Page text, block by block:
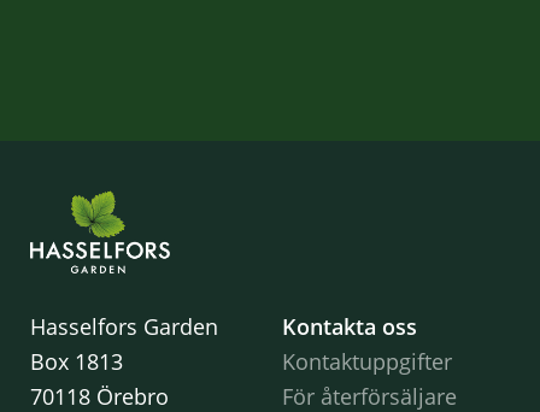
Hasselfors Garden
Box 1813
70118 Örebro
Kontakta oss
Kontaktuppgifter
För återförsäljare